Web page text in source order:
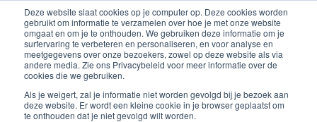
Deze website slaat cookies op je computer op. Deze cookies worden
gebruikt om informatie te verzamelen over hoe je met onze website
omgaat en om je te onthouden. We gebruiken deze informatie om je
surfervaring te verbeteren en personaliseren, en voor analyse en
meetgegevens over onze bezoekers, zowel op deze website als via
andere media. Zie ons Privacybeleid voor meer informatie over de
cookies die we gebruiken.
Als je weigert, zal je informatie niet worden gevolgd bij je bezoek aan
deze website. Er wordt een kleine cookie in je browser geplaatst om
te onthouden dat je niet gevolgd wilt worden.
Inloggen account
Ga
naar
de
inhoud